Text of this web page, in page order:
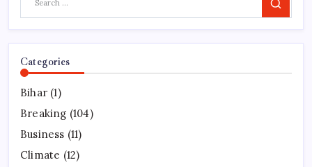
Search
Categories
Bihar (1)
Breaking (104)
Business (11)
Climate (12)